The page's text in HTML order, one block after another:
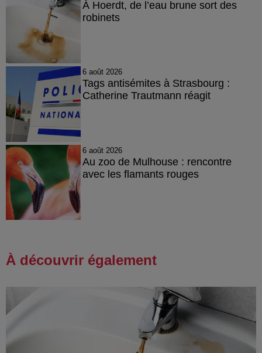
À Hoerdt, de l’eau brune sort des
robinets
6 août 2026
Tags antisémites à Strasbourg :
Catherine Trautmann réagit
6 août 2026
Au zoo de Mulhouse : rencontre
avec les flamants rouges
À découvrir également